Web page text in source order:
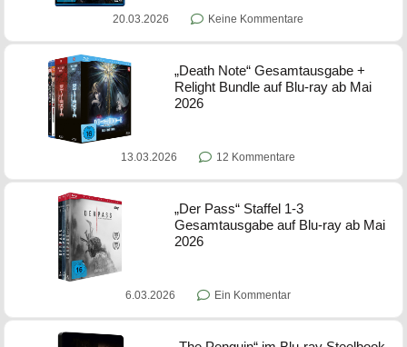
20.03.2026 Keine Kommentare
„Death Note“ Gesamtausgabe +
Relight Bundle auf Blu-ray ab Mai
2026
13.03.2026 12 Kommentare
„Der Pass“ Staffel 1-3
Gesamtausgabe auf Blu-ray ab Mai
2026
6.03.2026 Ein Kommentar